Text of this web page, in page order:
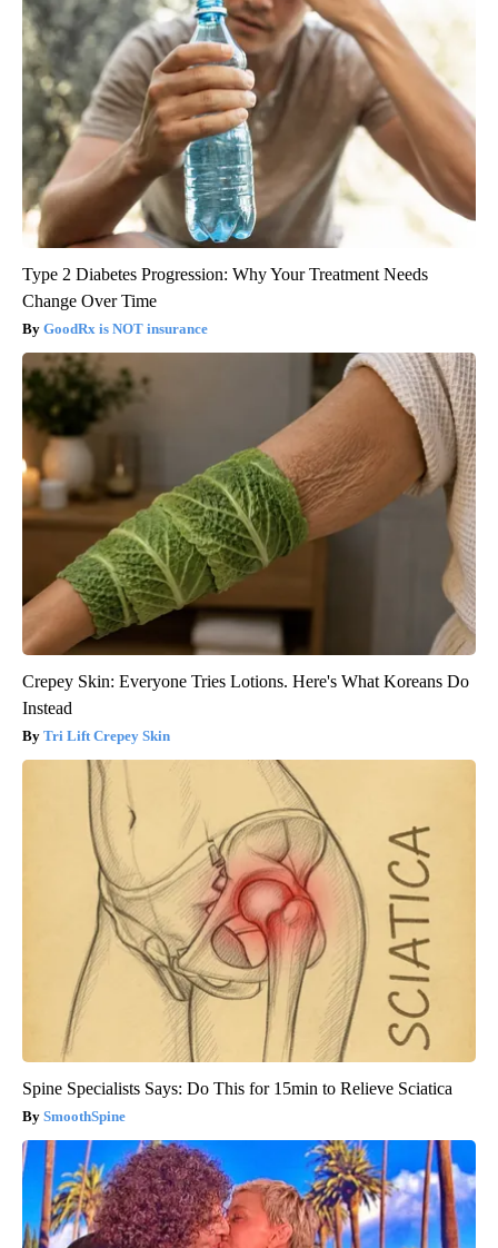
Type 2 Diabetes Progression: Why Your Treatment Needs
Change Over Time
GoodRx is NOT insurance
Crepey Skin: Everyone Tries Lotions. Here's What Koreans Do
Instead
Tri Lift Crepey Skin
Spine Specialists Says: Do This for 15min to Relieve Sciatica
SmoothSpine